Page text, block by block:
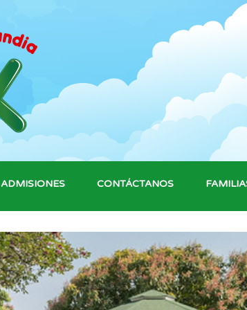
ADMISIONES CONTÁCTANOS